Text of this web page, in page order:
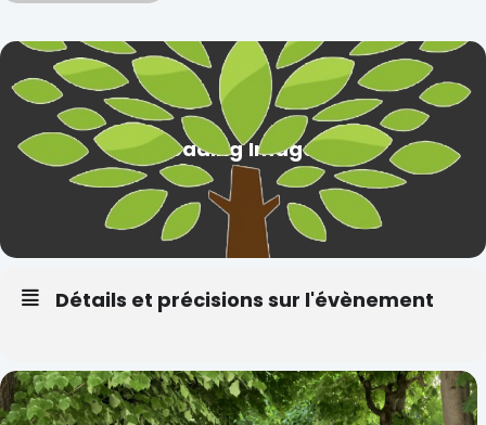
Détails et précisions sur l'évènement